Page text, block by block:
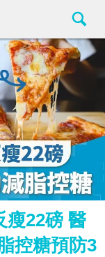
瘦22磅 醫
控糖預防3